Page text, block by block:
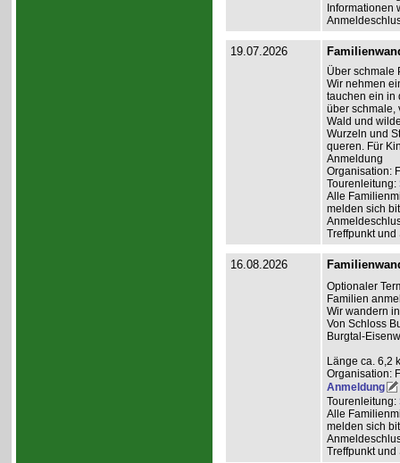
Informationen
19.07.2026
Über schmale
Wir nehmen
tauchen ein in
über schmale,
Wald und
Wurzeln und
queren. Für
Anmeldung
Organisation:
Tourenleitung:
Alle
melden sich
Treffpunkt und
16.08.2026
Optionaler
Familien
Wir wandern
Von Schloss
Burgtal-
Länge ca. 6,2
Organisation:
Anmeldung
Tourenleitung:
Alle
melden sich
Treffpunkt und